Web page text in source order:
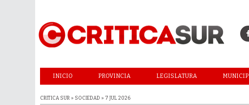
INICIO PROVINCIA LEGISLATURA
CRITICA SUR » SOCIEDAD » 7 JUL 2026